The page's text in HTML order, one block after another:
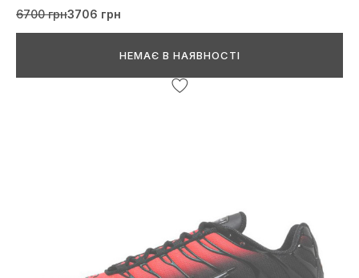
6700 грн3706 грн
НЕМАЄ В НАЯВНОСТІ